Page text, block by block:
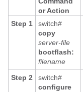
or Action
Step 1
switch#
copy
server-file
bootflash:
filename
Step 2
switch#
configure